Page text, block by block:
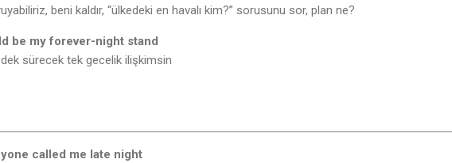
beni kaldır, “ülkedeki en havalı kim?” sorusunu sor, plan ne?
be my forever-night stand
sürecek tek gecelik ilişkimsin
called me late night